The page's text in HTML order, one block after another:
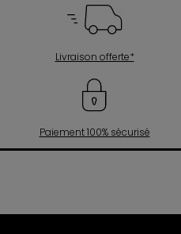
Livraison offerte*
Paiement 100% sécurisé